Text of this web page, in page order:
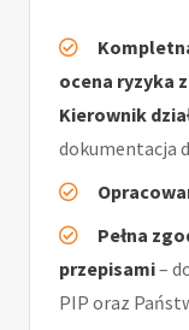
ocena ryzyka
Kierownik
dokumentacja
Pełna
przepisami–
PIP oraz